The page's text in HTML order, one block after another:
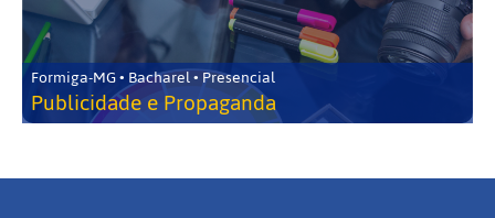
Formiga-MG • Bacharel • Presencial
Publicidade e Propaganda